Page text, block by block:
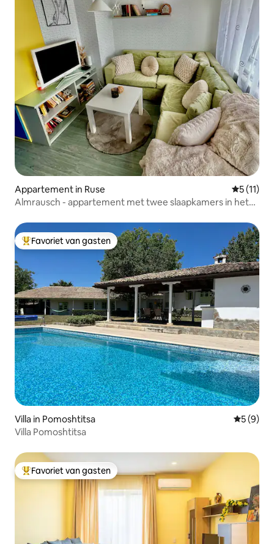
Appartement in Ruse
5 (11)
Almrausch - appartement met twee slaapkamers in het
Topfavoriet van gasten
Favoriet van gasten
Villa in Pomoshtitsa
5 (9)
Villa Pomoshtitsa
Topfavoriet van gasten
Favoriet van gasten